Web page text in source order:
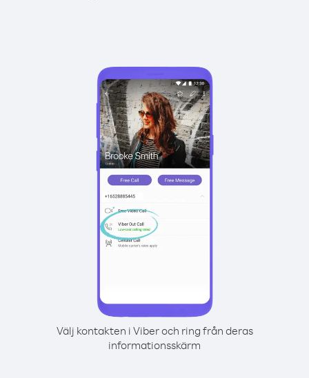
Välj kontakten i Viber och ring från deras
informationsskärm